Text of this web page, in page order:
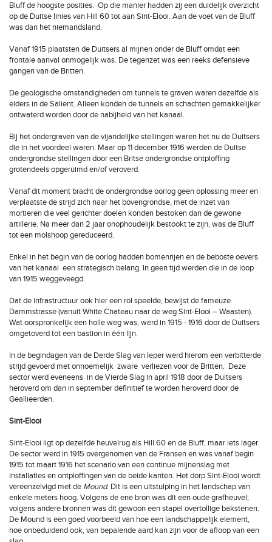
Bluff de hoogste posities. Op die manier hadden zij een duidelijk overzicht
op de Duitse linies van Hill 60 tot aan Sint-Elooi. Aan de voet van de Bluff
was dan het niemandsland.
Vanaf 1915 plaatsten de Duitsers al mijnen onder de Bluff omdat een
frontale aanval onmogelijk was. De tegenzet was een reeks defensieve
gangen van de Britten.
De geologische omstandigheden om tunnels te graven waren dezelfde als
elders in de Salient. Alleen konden de tunnels en schachten gemakkelijker
ontwaterd worden door de nabijheid van het kanaal.
Bij het ondergraven van de vijandelijke stellingen waren het nu de Duitsers
die in het voordeel waren. Maar op 11 december 1916 werden de Duitse
ondergrondse stellingen door een Britse ondergrondse ontploffing
grotendeels opgeruimd en/of veroverd.
Vanaf dit moment bracht de ondergrondse oorlog geen oplossing meer en
verplaatste de strijd zich naar het bovengrondse, met de inzet van
mortieren die veel gerichter doelen konden bestoken dan de gewone
artillerie. Na meer dan 2 jaar onophoudelijk bestookt te zijn, was de Bluff
tot een molshoop gereduceerd.
Enkel in het begin van de oorlog hadden bomenrijen en de beboste oevers
van het kanaal een strategisch belang. In geen tijd werden die in de loop
van 1915 weggeveegd.
Dat de infrastructuur ook hier een rol speelde, bewijst de fameuze
Dammstrasse (vanuit White Chateau naar de weg Sint-Elooi – Waasten).
Wat oorspronkelijk een holle weg was, werd in 1915 - 1916 door de Duitsers
omgetoverd tot een bastion in één lijn.
In de begindagen van de Derde Slag van Ieper werd hierom een verbitterde
strijd gevoerd met onnoemelijk zware verliezen voor de Britten. Deze
sector werd eveneens in de Vierde Slag in april 1918 door de Duitsers
heroverd om dan in september definitief te worden heroverd door de
Geallieerden.
Sint-Elooi
Sint-Elooi ligt op dezelfde heuvelrug als Hill 60 en de Bluff, maar iets lager.
De sector werd in 1915 overgenomen van de Fransen en was vanaf begin
1915 tot maart 1916 het scenario van een continue mijnenslag met
installaties en ontploffingen van de beide kanten. Het dorp Sint-Elooi wordt
vereenzelvigd met de Mound. Dit is een uitstulping in het landschap van
enkele meters hoog. Volgens de ene bron was dit een oude grafheuvel;
volgens andere bronnen was dit gewoon een stapel overtollige bakstenen.
De Mound is een goed voorbeeld van hoe een landschappelijk element,
hoe onbeduidend ook, van bepalende aard kan zijn voor de afloop van een